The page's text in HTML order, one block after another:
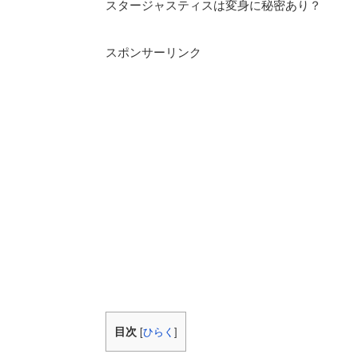
スタージャスティスは変身に秘密あり？
スポンサーリンク
目次 [ひらく ]